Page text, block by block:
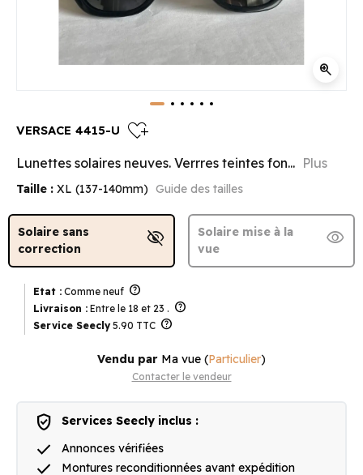
zoom_in
VERSACE 4415-U heart_plus
Lunettes solaires neuves. Verrres teintes fon... Plus
Taille : XL (137-140mm) Guide des tailles
Solaire sans
correction
visibility_off
Solaire mise à la
vue
visibility
Etat : Comme neuf help
Livraison : Entre le 18 et 23 . help
Service Seecly 5.90 TTC help
Vendu par Ma vue (Particulier)
Contacter le vendeur
verified_user Services Seecly inclus :
done Annonces vérifiées
done Montures reconditionnées avant expédition